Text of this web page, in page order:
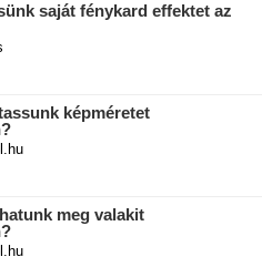
saját fénykard effektet az
képméretet
meg valakit